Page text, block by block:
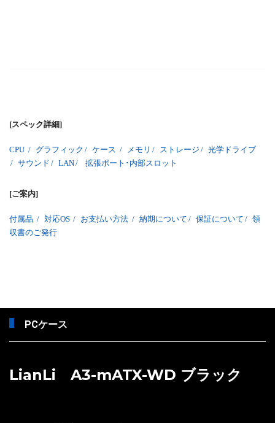
[スペック詳細]
CPU / グラフィック / ケース / メモリ / ストレージ / 光学ドライブ
/ サウンド / LAN/ 拡張ポート･内部スロット
[ご案内]
付属品 / 対応OS / お支払い方法 / 納期について / 保証について / 領
収書のご発行
PCケース
LianLi A3-mATX-WD ブラック